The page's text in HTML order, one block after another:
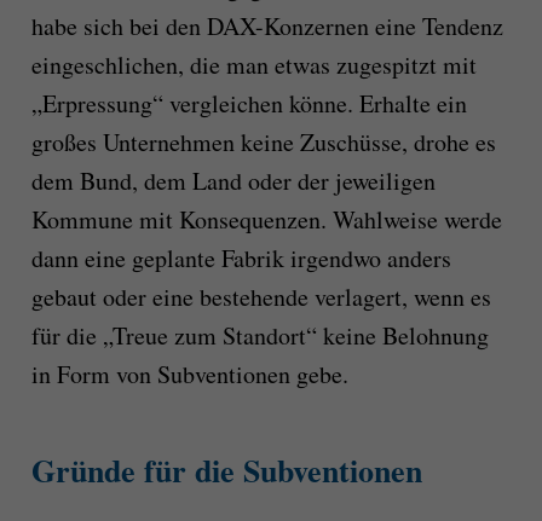
habe sich bei den DAX-Konzernen eine Tendenz
eingeschlichen, die man etwas zugespitzt mit
„Erpressung“ vergleichen könne. Erhalte ein
großes Unternehmen keine Zuschüsse, drohe es
dem Bund, dem Land oder der jeweiligen
Kommune mit Konsequenzen. Wahlweise werde
dann eine geplante Fabrik irgendwo anders
gebaut oder eine bestehende verlagert, wenn es
für die „Treue zum Standort“ keine Belohnung
in Form von Subventionen gebe.
Gründe für die Subventionen